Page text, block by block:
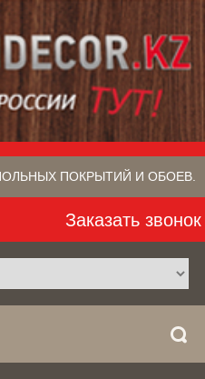
ПОКРЫТИЙ​ И ОБОЕВ.
Заказать звонок